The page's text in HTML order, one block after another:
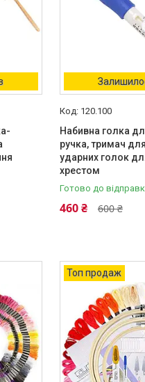
120.100
Набивна голка
ручка, тримач
ударних голок
хрестом
Готово до
600 ₴
460 ₴
Топ продаж